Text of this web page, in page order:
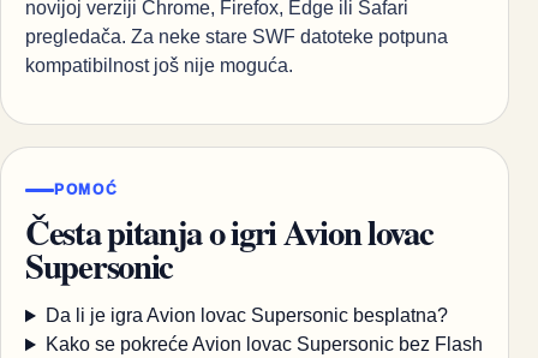
novijoj verziji Chrome, Firefox, Edge ili Safari
pregledača. Za neke stare SWF datoteke potpuna
kompatibilnost još nije moguća.
POMOĆ
Česta pitanja o igri Avion lovac
Supersonic
Da li je igra Avion lovac Supersonic besplatna?
Kako se pokreće Avion lovac Supersonic bez Flash